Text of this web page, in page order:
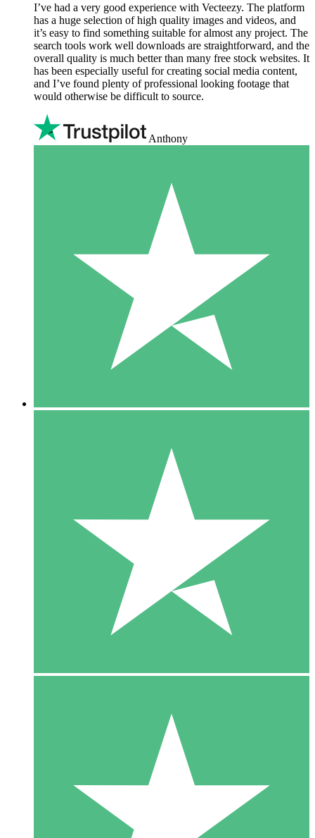
I’ve had a very good experience with Vecteezy. The platform
has a huge selection of high quality images and videos, and
it’s easy to find something suitable for almost any project. The
search tools work well downloads are straightforward, and the
overall quality is much better than many free stock websites. It
has been especially useful for creating social media content,
and I’ve found plenty of professional looking footage that
would otherwise be difficult to source.
Anthony